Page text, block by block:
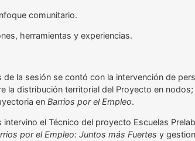
comunitario.
herramientas y experiencias.
la sesión se contó con la intervención de
la distribución territorial del Proyecto en
en Barrios por el Empleo.
el Técnico del proyecto Escuelas
por el Empleo: Juntos más Fuertes y